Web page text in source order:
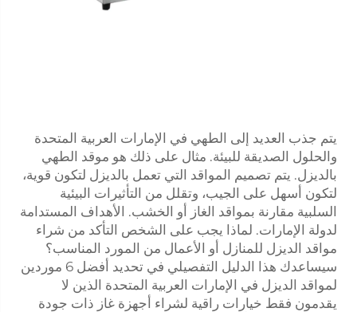
يتم جذب العديد إلى الطهي في الإمارات العربية المتحدة
والحلول الصديقة للبيئة. مثال على ذلك هو موقد الطهي
بالديزل. يتم تصميم المواقد التي تعمل بالديزل لتكون قوية،
لتكون أسهل على الجيب، وتقلل من التأثيرات البيئية
السلبية مقارنة بمواقد الغاز أو الخشب. الأهداف المستدامة
لدولة الإمارات. لماذا يجب على الشخص التأكد من شراء
مواقد الديزل للمنازل أو الأعمال من المورد المناسب؟
سيساعدك هذا الدليل التفصيلي في تحديد أفضل 6 موردين
لمواقد الديزل في الإمارات العربية المتحدة الذين لا
يقدمون فقط خيارات راقية لشراء أجهزة غاز ذات جودة